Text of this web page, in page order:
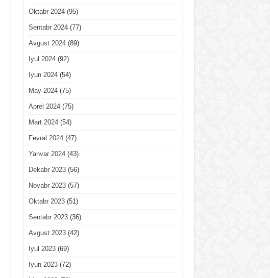
Oktabr 2024(95)
Sentabr 2024(77)
Avgust 2024(89)
Iyul 2024(92)
Iyun 2024(54)
May 2024(75)
Aprel 2024(75)
Mart 2024(54)
Fevral 2024(47)
Yanvar 2024(43)
Dekabr 2023(56)
Noyabr 2023(57)
Oktabr 2023(51)
Sentabr 2023(36)
Avgust 2023(42)
Iyul 2023(69)
Iyun 2023(72)